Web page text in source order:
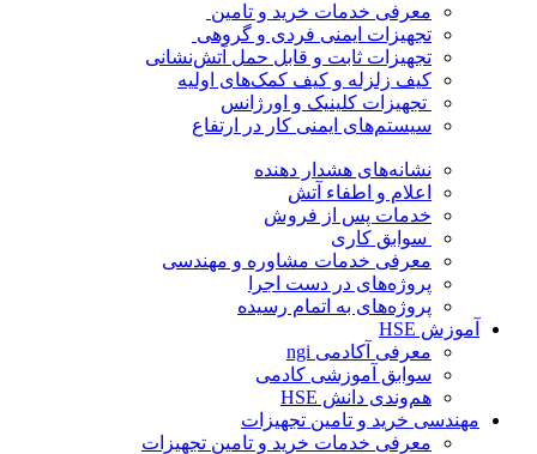
معرفی خدمات خرید و تامین
تجهیزات ایمنی فردی و گروهی
تجهیزات ثابت و قابل حمل آتش‌نشانی
کیف زلزله و کیف کمک‌های اولیه
تجهیزات کلینیک و اورژانس
سیستم‌های ایمنی کار در ارتفاع
نشانه‌های هشدار دهنده
اعلام و اطفاء آتش
خدمات پس از فروش
سوابق کاری
معرفی خدمات مشاوره و مهندسی
پروژه‌های در دست اجرا
پروژه‌های به اتمام رسیده
آموزش HSE
معرفی آکادمی ngi
سوابق آموزشی کادمی
هم‌وندی دانش HSE
مهندسی خرید و تامین تجهیزات
معرفی خدمات خرید و تامین تجهیزات